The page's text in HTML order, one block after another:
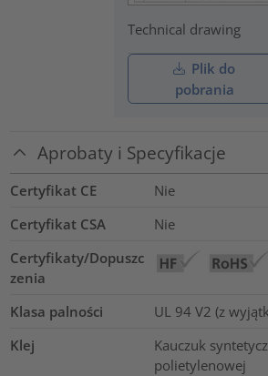
Technical drawing
Plik do
pobrania
Aprobaty i Specyfikacje
Certyfikat CE
Nie
Certyfikat CSA
Nie
Certyfikaty/Dopuszc
zenia
Klasa palności
UL 94 V2 (z
Klej
Kauczuk
polietylenowej